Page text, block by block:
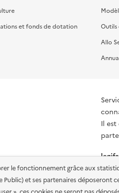
le fonctionnement grâce aux
et ses partenaires déposeront
et fonds de dotation
Outils
Allo
Il